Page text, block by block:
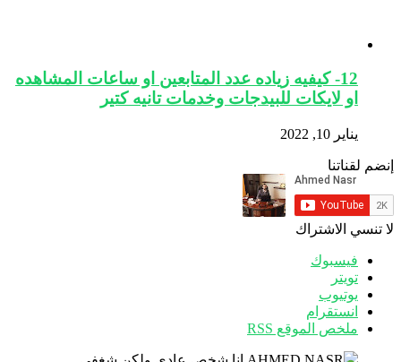
12- كيفيه زياده عدد المتابعين او ساعات المشاهده
او لايكات للبيدجات وخدمات تانيه كتير
يناير 10, 2022
إنضم لقناتنا
لا تنسي الاشتراك
فيسبوك
تويتر
يوتيوب
انستقرام
ملخص الموقع RSS